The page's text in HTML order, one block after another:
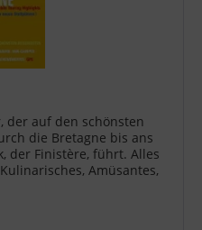
der auf den schönsten
die Bretagne bis ans
der Finistère, führt. Alles
Amüsantes,